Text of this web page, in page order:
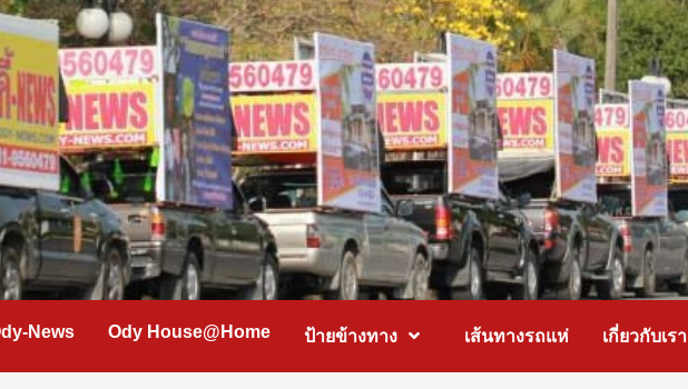
News Ody House@Home ป้ายข้างทาง เส้นทางรถแห่ เกี่ยวกับเรา